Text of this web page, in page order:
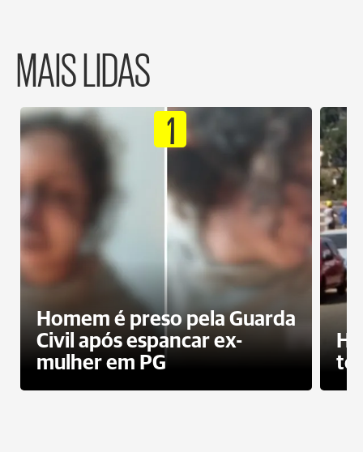
MAIS LIDAS
1
Homem é preso pela Guarda
Civil após espancar ex-
mulher em PG